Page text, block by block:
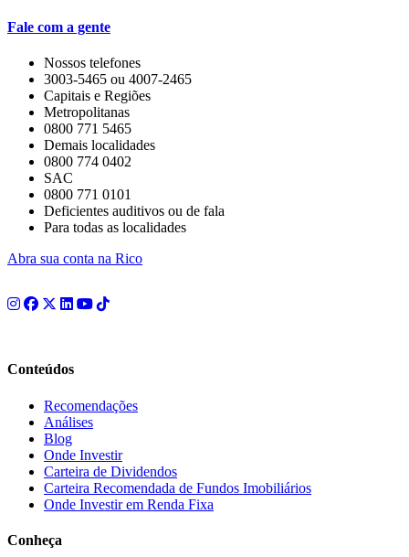
Fale com a gente
Nossos telefones
3003-5465 ou 4007-2465
Capitais e Regiões
Metropolitanas
0800 771 5465
Demais localidades
0800 774 0402
SAC
0800 771 0101
Deficientes auditivos ou de fala
Para todas as localidades
Abra sua conta na Rico
Conteúdos
Recomendações
Análises
Blog
Onde Investir
Carteira de Dividendos
Carteira Recomendada de Fundos Imobiliários
Onde Investir em Renda Fixa
Conheça